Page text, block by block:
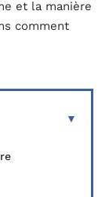
et la manière
comment